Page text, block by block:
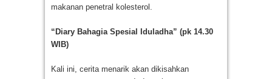
makanan penetral kolesterol.
“Diary Bahagia Spesial Iduladha” (pk 14.30
WIB)
Kali ini, cerita menarik akan dikisahkan